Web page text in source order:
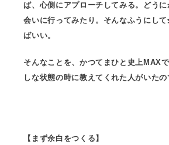
ば、心側にアプローチしてみる。どう
会いに行ってみたり。そんなふうにし
ばいい。
そんなことを、かつてまひと史上MAX
しな状態の時に教えてくれた人がいたの
【まず余白をつくる】